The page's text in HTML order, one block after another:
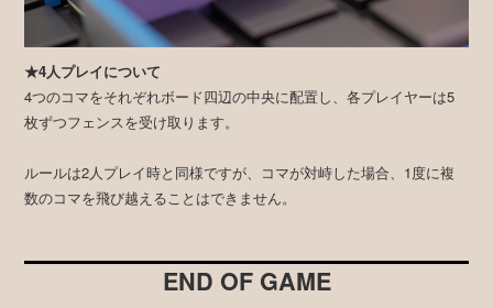
★4人プレイについて
4つのコマをそれぞれボード四辺の中央に配置し、各プレイヤーは5
枚ずつフェンスを受け取ります。
ルールは2人プレイ時と同様ですが、コマが対峙した場合、1度に複
数のコマを飛び越えることはできません。
END OF GAME